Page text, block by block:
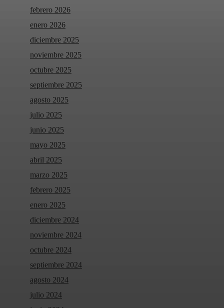
febrero 2026
enero 2026
diciembre 2025
noviembre 2025
octubre 2025
septiembre 2025
agosto 2025
julio 2025
junio 2025
mayo 2025
abril 2025
marzo 2025
febrero 2025
enero 2025
diciembre 2024
noviembre 2024
octubre 2024
septiembre 2024
agosto 2024
julio 2024